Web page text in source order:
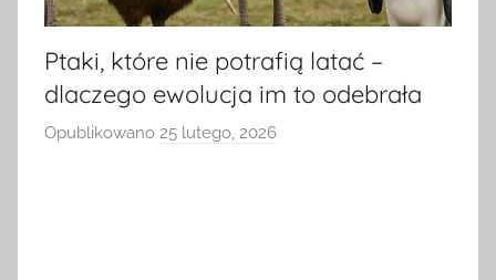
Ptaki, które nie potrafią latać –
dlaczego ewolucja im to odebrała
Opublikowano 25 lutego, 2026